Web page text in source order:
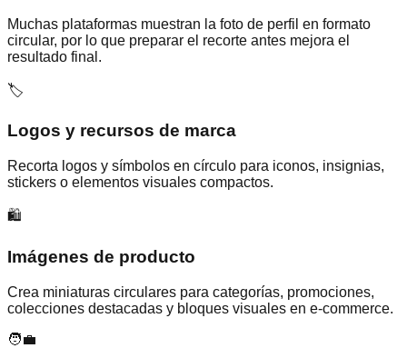
Muchas plataformas muestran la foto de perfil en formato
circular, por lo que preparar el recorte antes mejora el
resultado final.
🏷️
Logos y recursos de marca
Recorta logos y símbolos en círculo para iconos, insignias,
stickers o elementos visuales compactos.
🛍️
Imágenes de producto
Crea miniaturas circulares para categorías, promociones,
colecciones destacadas y bloques visuales en e-commerce.
🧑‍💼